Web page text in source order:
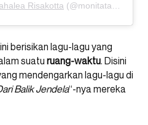
Risakotta (@monitatahalea) on
berisikan lagu-lagu yang
suatu ruang-waktu. Disini
mendengarkan lagu-lagu di
Balik Jendela“-nya mereka